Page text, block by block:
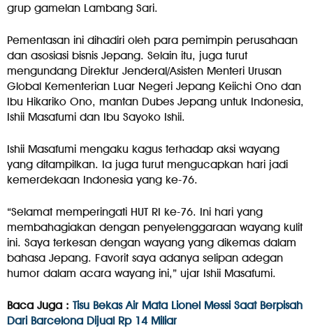
grup gamelan Lambang Sari.
Pementasan ini dihadiri oleh para pemimpin perusahaan
dan asosiasi bisnis Jepang. Selain itu, juga turut
mengundang Direktur Jenderal/Asisten Menteri Urusan
Global Kementerian Luar Negeri Jepang Keiichi Ono dan
Ibu Hikariko Ono, mantan Dubes Jepang untuk Indonesia,
Ishii Masafumi dan Ibu Sayoko Ishii.
Ishii Masafumi mengaku kagus terhadap aksi wayang
yang ditampilkan. Ia juga turut mengucapkan hari jadi
kemerdekaan Indonesia yang ke-76.
“Selamat memperingati HUT RI ke-76. Ini hari yang
membahagiakan dengan penyelenggaraan wayang kulit
ini. Saya terkesan dengan wayang yang dikemas dalam
bahasa Jepang. Favorit saya adanya selipan adegan
humor dalam acara wayang ini,” ujar Ishii Masafumi.
Baca Juga : Tisu Bekas Air Mata Lionel Messi Saat Berpisah
Dari Barcelona Dijual Rp 14 Miliar